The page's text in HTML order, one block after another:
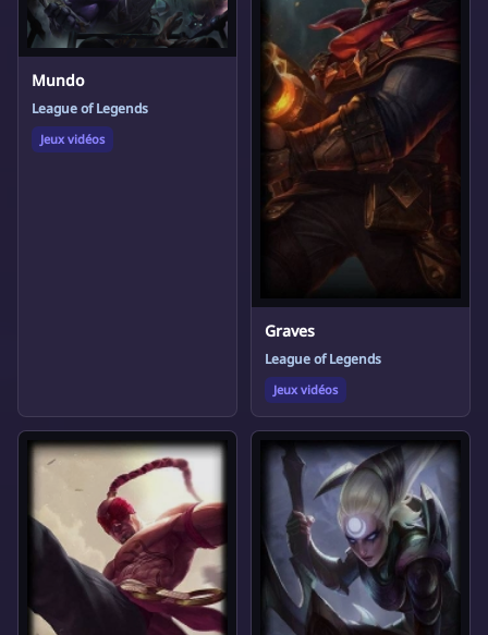
Mundo
League of Legends
Jeux vidéos
Graves
League of Legends
Jeux vidéos